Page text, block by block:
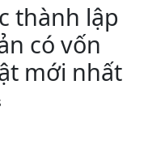
thành lập
có vốn
mới nhất